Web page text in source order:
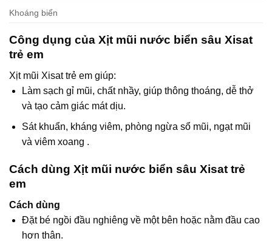
Khoáng biển
Công dụng của Xịt mũi nước biển sâu Xisat
trẻ em
Xịt mũi Xisat trẻ em giúp:
Làm sạch gỉ mũi, chất nhầy, giúp thông thoáng, dễ thở
và tạo cảm giác mát dịu.
Sát khuẩn, kháng viêm, phòng ngừa sổ mũi, ngạt mũi
và viêm xoang .
Cách dùng Xịt mũi nước biển sâu Xisat trẻ
em
Cách dùng
Đặt bé ngồi đầu nghiêng về một bên hoặc nằm đầu cao
hơn thân.